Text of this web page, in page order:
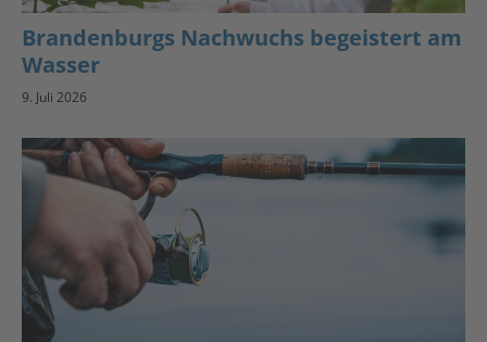
Brandenburgs Nachwuchs begeistert am
Wasser
9. Juli 2026